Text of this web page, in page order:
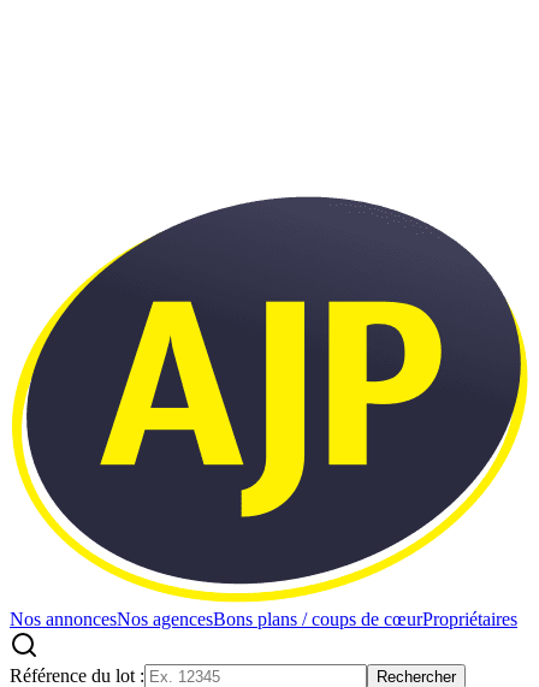
Nos annoncesNos agencesBons plans / coups de cœurPropriétaires
Référence du lot : Rechercher